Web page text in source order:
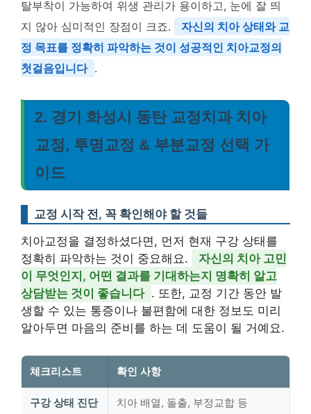
탈부착이 가능하여 위생 관리가 용이하고, 눈에 잘 띄
지 않아 심미적인 장점이 크죠.
자신의 치아 상태와 교
정 목표를 정확히 파악하는 것이 성공적인 치아교정의
첫걸음입니다 .
2. 경기 화성시 동탄 교정치과 치아
교정, 투명교정 & 부분교정 선택 가
이드
교정 시작 전, 꼭 확인해야 할 것들
치아교정을 결정하셨다면, 먼저 현재 구강 상태를
정확히 파악하는 것이 중요해요.
자신의 치아 고민
이 무엇인지, 어떤 결과를 기대하는지 명확히 알고
상담받는 것이 좋습니다 . 또한, 교정 기간 동안 발
생할 수 있는 통증이나 불편함에 대한 정보도 미리
알아두면 마음의 준비를 하는 데 도움이 될 거예요.
체크리스트 확인 사항
구강 상태 진단 치아 배열, 돌출, 부정교합 등